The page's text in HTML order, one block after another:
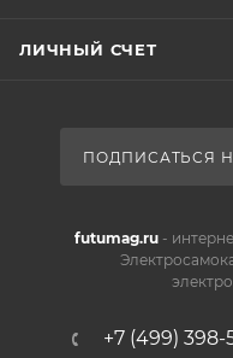
ЛИЧНЫЙ СЧЕТ
ПОДПИСАТЬСЯ
futumag.ru-
+7 (499) 398-